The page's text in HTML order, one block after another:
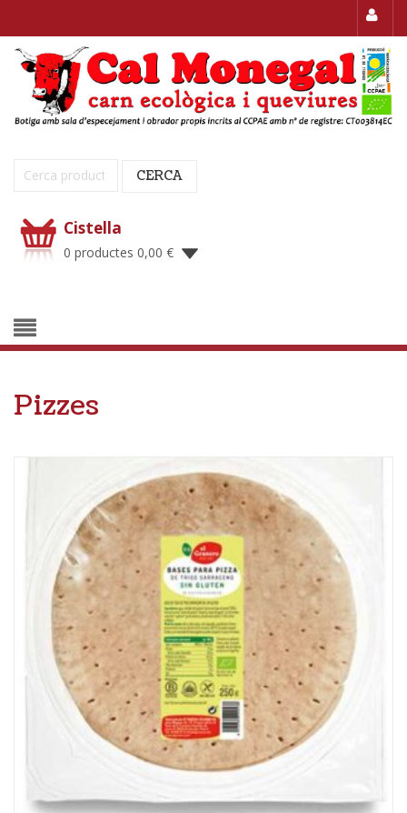
Cerca: CERCA
Cistella
0 productes 0,00 €
Pizzes